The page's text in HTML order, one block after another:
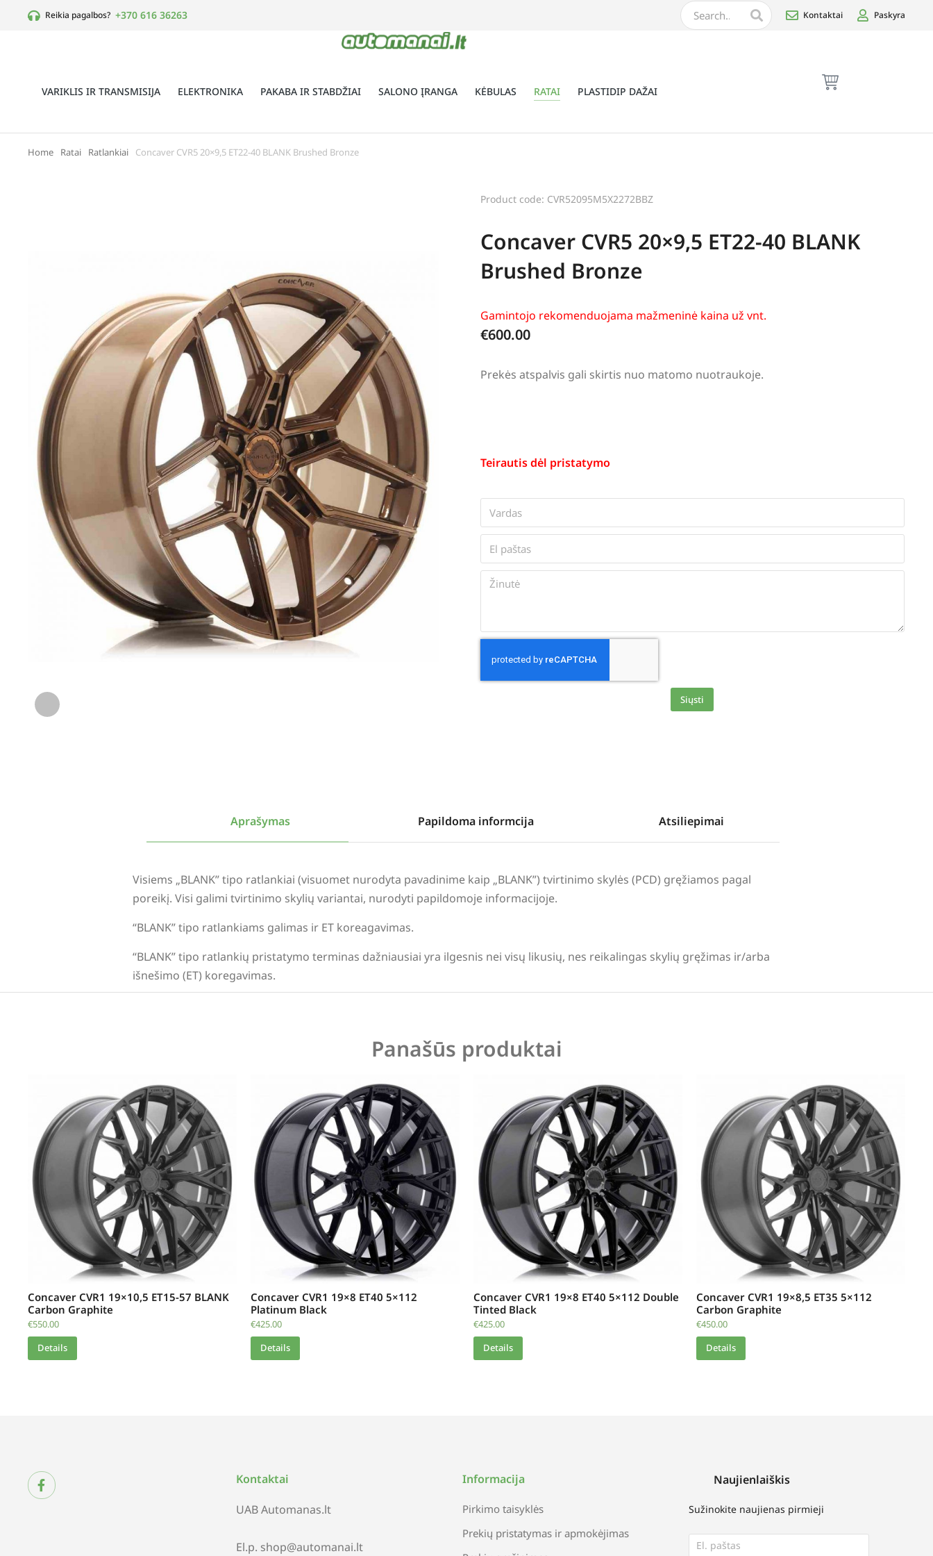
Reikia pagalbos? +370 616 36263 Kontaktai Paskyra
VARIKLIS IR TRANSMISIJA ELEKTRONIKA PAKABA IR STABDŽIAI SALONO ĮRANGA KĖBULAS RATAI PLASTIDIP DAŽAI
You are here:
Home Ratai Ratlankiai Concaver CVR5 20×9,5 ET22-40 BLANK Brushed Bronze
Product code: CVR52095M5X2272BBZ
Concaver CVR5 20×9,5 ET22-40 BLANK
Brushed Bronze
Gamintojo rekomenduojama mažmeninė kaina už vnt.
€600.00
Prekės atspalvis gali skirtis nuo matomo nuotraukoje.
Teirautis dėl pristatymo
Siųsti
Aprašymas Papildoma informcija Atsiliepimai
Visiems „BLANK” tipo ratlankiai (visuomet nurodyta pavadinime kaip „BLANK”) tvirtinimo skylės (PCD) gręžiamos pagal
poreikį. Visi galimi tvirtinimo skylių variantai, nurodyti papildomoje informacijoje.
“BLANK” tipo ratlankiams galimas ir ET koreagavimas.
“BLANK” tipo ratlankių pristatymo terminas dažniausiai yra ilgesnis nei visų likusių, nes reikalingas skylių gręžimas ir/arba
išnešimo (ET) koregavimas.
Panašūs produktai
Concaver CVR1 19×10,5 ET15-57 BLANK
Carbon Graphite
€550.00
Details
Concaver CVR1 19×8 ET40 5×112
Platinum Black
€425.00
Details
Concaver CVR1 19×8 ET40 5×112 Double
Tinted Black
€425.00
Details
Concaver CVR1 19×8,5 ET35 5×112
Carbon Graphite
€450.00
Details
Kontaktai
UAB Automanas.lt
El.p. shop@automanai.lt
Informacija
Pirkimo taisyklės
Prekių pristatymas ir apmokėjimas
Naujienlaiškis
Sužinokite naujienas pirmieji